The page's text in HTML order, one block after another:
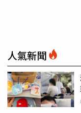
人氣新聞